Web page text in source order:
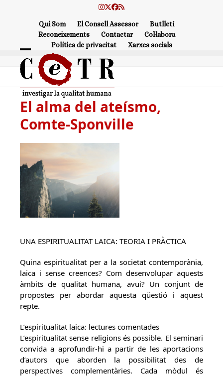
Instagram
Twitter
Facebook
RSS
Qui Som El Consell Assessor
Butlletí
Reconeixements
Contactar
Col·labora
Política de privacitat
Xarxes socials
Open
mobile
menu
Close
mobile
menu
El alma del ateísmo,
Comte-Sponville
UNA ESPIRITUALITAT LAICA: TEORIA I PRÀCTICA
Quina espiritualitat per a la societat contemporània,
laica i sense creences? Com desenvolupar aquests
àmbits de qualitat humana, avui? Un conjunt de
propostes per abordar aquesta qüestió i aquest
repte.
L’espiritualitat laica: lectures comentades
L’espiritualitat sense religions és possible. El seminari
convida a aprofundir-hi a partir de les aportacions
d’autors que aborden la possibilitat des de
perspectives complementàries. Cada mòdul és